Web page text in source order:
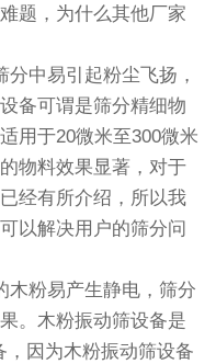
题，为什么其他厂家
中易引起粉尘飞扬，
备可谓是筛分精细物
用于20微米至300微米
物料效果显著，对于
经有所介绍，所以我
以解决用户的筛分问
木粉易产生静电，筛分
。木粉振动筛设备是
，因为木粉振动筛设备